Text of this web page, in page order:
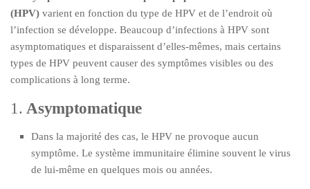
(HPV) varient en fonction du type de HPV et de l’endroit où
l’infection se développe. Beaucoup d’infections à HPV sont
asymptomatiques et disparaissent d’elles-mêmes, mais certains
types de HPV peuvent causer des symptômes visibles ou des
complications à long terme.
1.Asymptomatique
Dans la majorité des cas, le HPV ne provoque aucun
symptôme. Le système immunitaire élimine souvent le virus
de lui-même en quelques mois ou années.